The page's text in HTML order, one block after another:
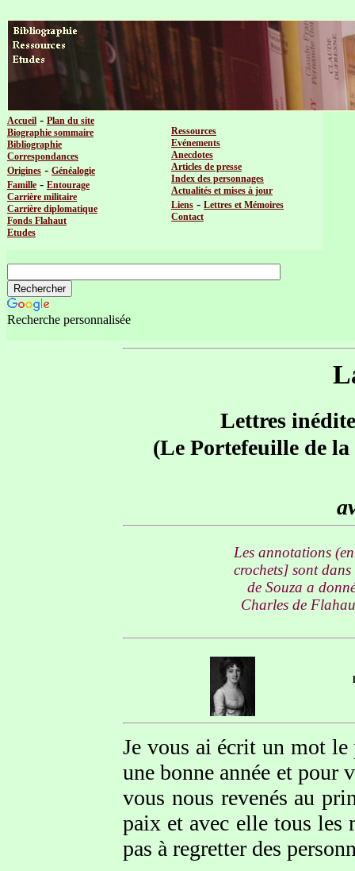
Accueil - Plan du site
Biographie sommaire
Bibliographie
Correspondances
Origines - Généalogie
Famille - Entourage
Carrière militaire
Carrière diplomatique
Fonds Flahaut
Etudes
Ressources
Evénements
Anecdotes
Articles de presse
Index des personnages
Actualités et mises à jour
Liens - Lettres et Mémoires
Contact
Recherche personnalisée
Lettres
(Le Portefeuille de
Les annotations
crochets] sont
de Souza a
Charles de
Je vous ai écrit un mot
une bonne année et pour
vous nous revenés au
paix et avec elle tous les
pas à regretter des